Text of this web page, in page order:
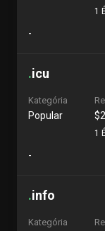
1
-
.icu
Kategória
Popular
1
-
.info
Kategória